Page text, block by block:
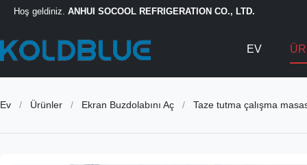
Hoş geldiniz. ANHUI SOCOOL REFRIGERATION CO., LTD.
EV
Ev / Ürünler / Ekran Buzdolabını Aç / Taze tutma çalışma